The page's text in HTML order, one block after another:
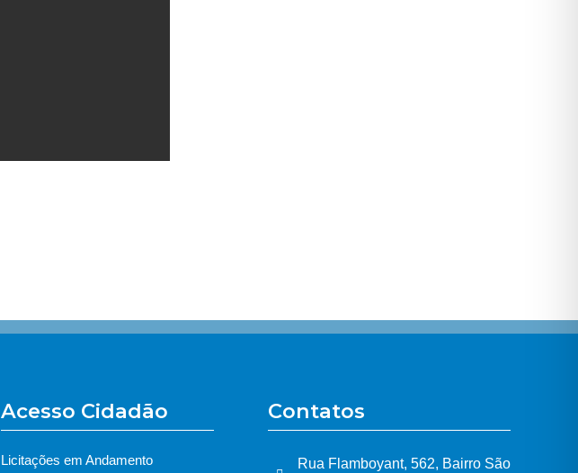
Acesso Cidadão
Licitações em Andamento
Contatos
Rua Flamboyant, 562, Bairro São